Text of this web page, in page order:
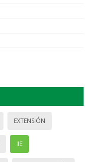
EXTENSIÓN
IIE